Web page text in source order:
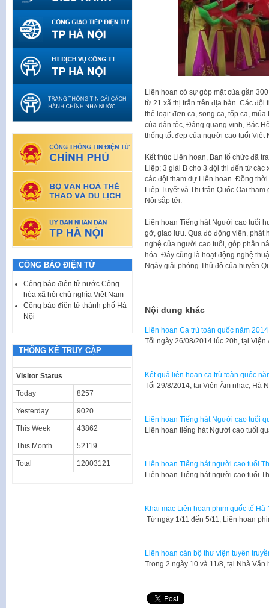
Liên hoan có sự góp mặt của gần
từ 21 xã thị trấn trên địa bàn. Các
thể loại: đơn ca, song ca, tốp ca,
của dân tộc, Đảng quang vinh, Bác
thống tốt đẹp của người cao tuổi Việt
Kết thúc Liên hoan, Ban tổ chức đã
Liệp; 3 giải B cho 3 đội thi đến từ
các đội tham dự Liên hoan. Đồng
Liệp Tuyết và Thị trấn Quốc Oai
Nội sắp tới.
Liên hoan Tiếng hát Người cao tuổi
gỡ, giao lưu. Qua đó động viên, phát
nghệ của người cao tuổi, góp phần
hóa. Đây cũng là hoạt động nghệ
Ngày giải phóng Thủ đô của huyện
Nội dung khác
Liên hoan Ca trù toàn quốc năm 2014
​Tối ngày 26/08/2014 lúc 20h, tại
Kết quả liên hoan ca trù toàn quốc
​Tối 29/8/2014, tại Viện Âm nhạc, Hà
Liên hoan Tiếng hát Người cao tuổi
Liên hoan tiếng hát Người cao tuổi
Liên hoan Tiếng hát người cao tuổi
Liên hoan Tiếng hát người cao tuổi
Khai mạc Liên hoan phim quốc tế Hà
Từ ngày 1/11 đến 5/11, Liên hoan
Liên hoan cán bộ thư viện tuyên
​Trong 2 ngày 10 và 11/8, tại Nhà
CÔNG BÁO ĐIỆN TỬ
Công báo điện tử nước Cộng
hòa xã hội chủ nghĩa Việt Nam
Công báo điện tử thành phố Hà
Nội
THỐNG KÊ TRUY CẬP
Visitor Status
Today 8257
Yesterday 9020
This Week 43862
This Month 52119
Total 12003121